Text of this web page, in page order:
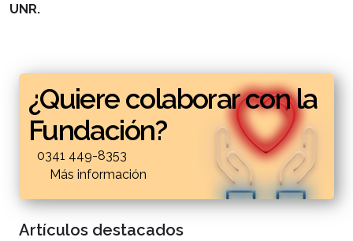
UNR.
¿Quiere colaborar con la
Fundación?
0341 449-8353
Más información
Artículos destacados